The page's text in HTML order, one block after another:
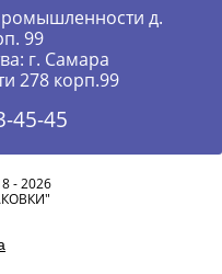
д.
99
г. Самара
278 корп.99
45-45
- 2026